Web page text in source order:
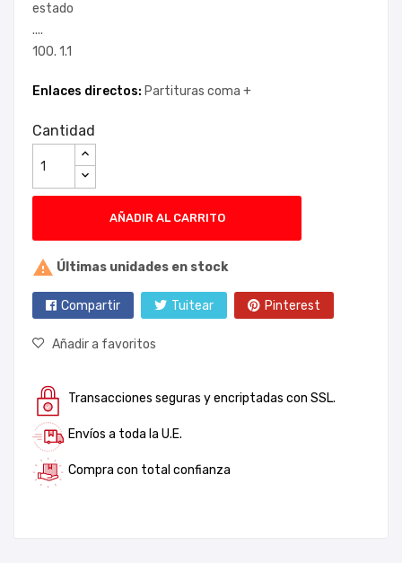
estado
....
100. 1.1
Enlaces directos: Partituras coma +
Cantidad
AÑADIR AL CARRITO
 Últimas unidades en stock
Compartir Tuitear Pinterest
Añadir a favoritos
Transacciones seguras y encriptadas con SSL.
Envíos a toda la U.E.
Compra con total confianza